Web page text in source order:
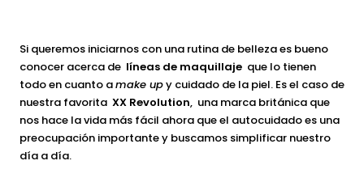
Si queremos iniciarnos con una rutina de belleza es bueno
conocer acerca de líneas de maquillaje que lo tienen
todo en cuanto amake upy cuidado de la piel. Es el caso de
nuestra favorita XX Revolution, una marca británica que
nos hace la vida más fácil ahora que el autocuidado es una
preocupación importante y buscamos simplificar nuestro
día a día.